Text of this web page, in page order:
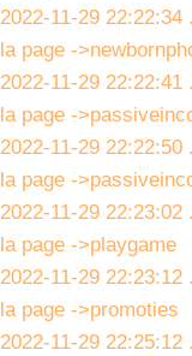
2022-11-29 22:22:34
la page -
2022-11-29 22:22:41
la page -
2022-11-29 22:22:50
la page -
2022-11-29 22:23:02
la page ->playgame
2022-11-29 22:23:12
la page ->promoties
2022-11-29 22:25:12